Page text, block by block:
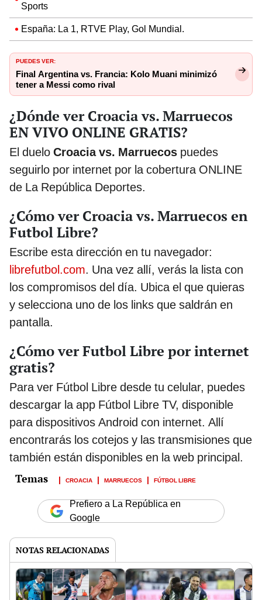
Sports
España: La 1, RTVE Play, Gol Mundial.
PUEDES VER:
Final Argentina vs. Francia: Kolo Muani minimizó
tener a Messi como rival
¿Dónde ver Croacia vs. Marruecos
EN VIVO ONLINE GRATIS?
El duelo Croacia vs. Marruecos puedes
seguirlo por internet por la cobertura ONLINE
de La República Deportes.
¿Cómo ver Croacia vs. Marruecos en
Futbol Libre?
Escribe esta dirección en tu navegador:
librefutbol.com. Una vez allí, verás la lista con
los compromisos del día. Ubica el que quieras
y selecciona uno de los links que saldrán en
pantalla.
¿Cómo ver Futbol Libre por internet
gratis?
Para ver Fútbol Libre desde tu celular, puedes
descargar la app Fútbol Libre TV, disponible
para dispositivos Android con internet. Allí
encontrarás los cotejos y las transmisiones que
también están disponibles en la web principal.
CROACIA MARRUECOS FÚTBOL LIBRE
Prefiero a La República en
Google
NOTAS RELACIONADAS